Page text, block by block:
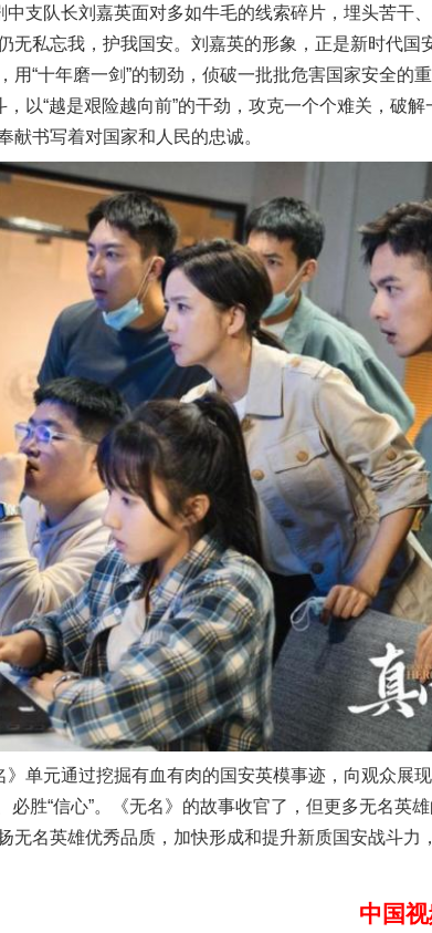
支队长刘嘉英面对多如牛毛的线索碎片，埋头苦干
无私忘我，护我国安。刘嘉英的形象，正是新时代国
“十年磨一剑”的韧劲，侦破一批批危害国家安全的
以“越是艰险越向前”的干劲，攻克一个个难关，破解
献书写着对国家和人民的忠诚。
单元通过挖掘有血有肉的国安英模事迹，向观众展
必胜“信心”。《无名》的故事收官了，但更多无名英
无名英雄优秀品质，加快形成和提升新质国安战斗力
中国
法徽映军营 权益有保障
一批国家标准开始实施